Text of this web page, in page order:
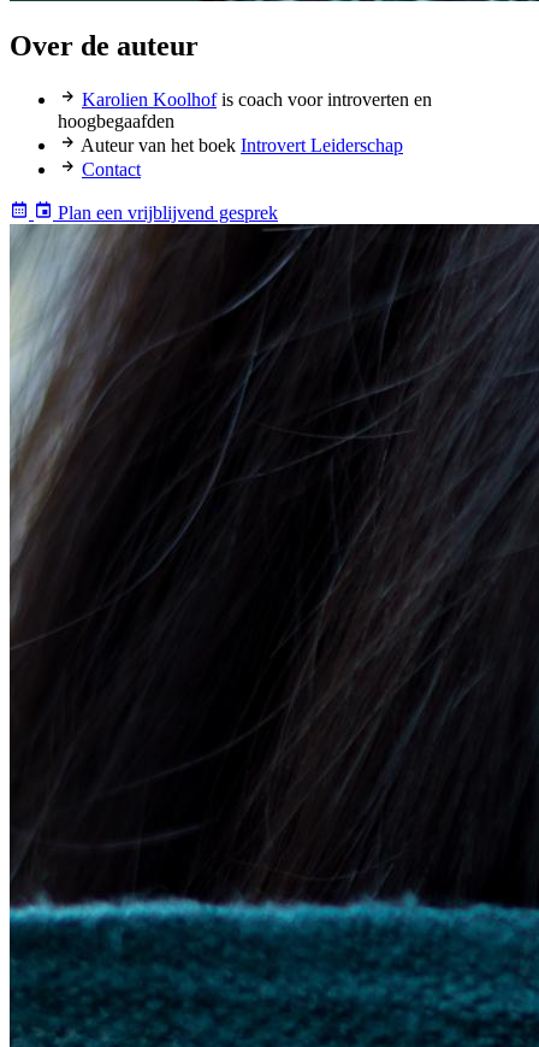
Over de auteur
Karolien Koolhofis coach voor introverten en
hoogbegaafden
Auteur van het boek Introvert Leiderschap
Contact
Plan een vrijblijvend gesprek